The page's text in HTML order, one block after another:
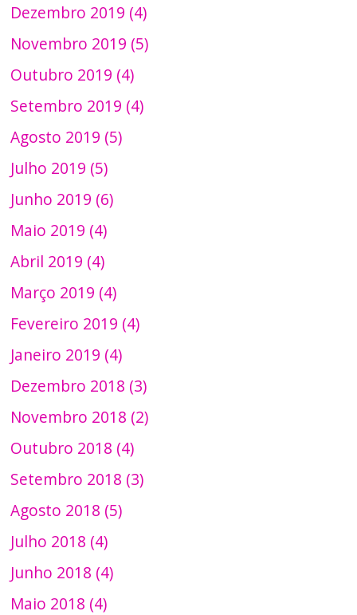
Dezembro 2019 (4)
Novembro 2019 (5)
Outubro 2019 (4)
Setembro 2019 (4)
Agosto 2019 (5)
Julho 2019 (5)
Junho 2019 (6)
Maio 2019 (4)
Abril 2019 (4)
Março 2019 (4)
Fevereiro 2019 (4)
Janeiro 2019 (4)
Dezembro 2018 (3)
Novembro 2018 (2)
Outubro 2018 (4)
Setembro 2018 (3)
Agosto 2018 (5)
Julho 2018 (4)
Junho 2018 (4)
Maio 2018 (4)